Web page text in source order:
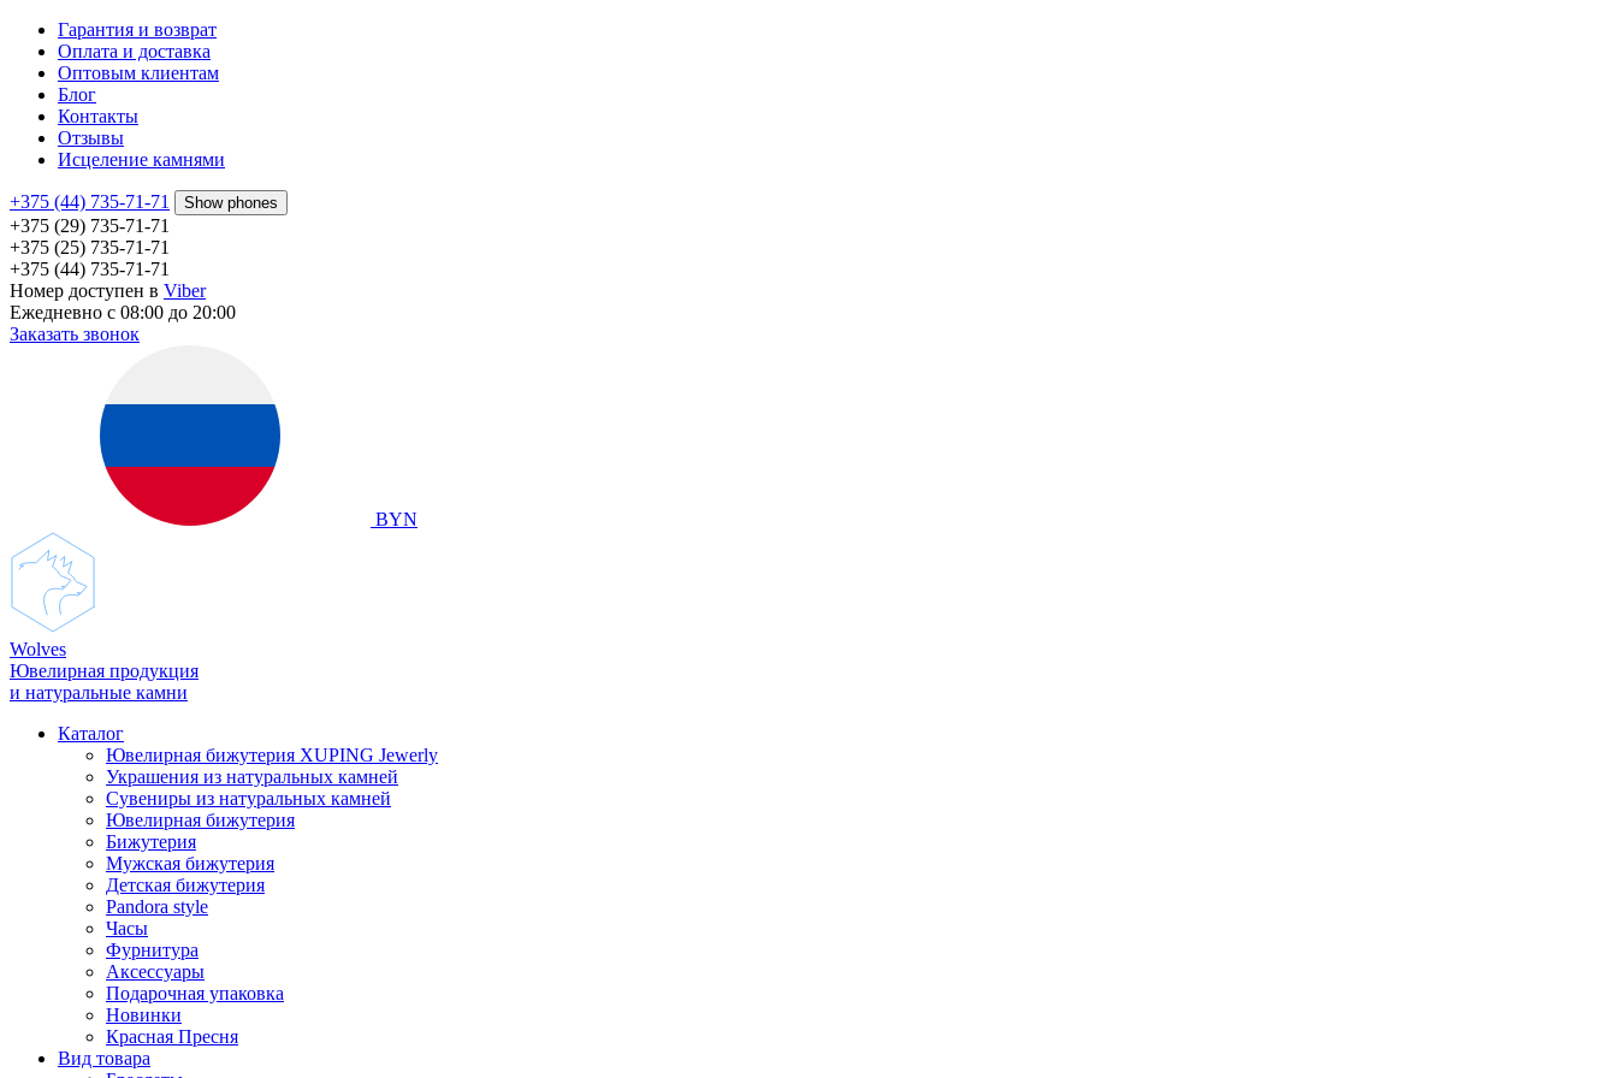
Гарантия и возврат
Оплата и доставка
Оптовым клиентам
Блог
Контакты
Отзывы
Исцеление камнями
+375 (44) 735-71-71 Show phones
+375 (29) 735-71-71
+375 (25) 735-71-71
+375 (44) 735-71-71
Номер доступен в Viber
Ежедневно с 08:00 до 20:00
Заказать звонок
BYN
Wolves
Ювелирная продукция
и натуральные камни
Каталог
Ювелирная бижутерия XUPING Jewerly
Украшения из натуральных камней
Сувениры из натуральных камней
Ювелирная бижутерия
Бижутерия
Мужская бижутерия
Детская бижутерия
Pandora style
Часы
Фурнитура
Аксеcсуары
Подарочная упаковка
Новинки
Красная Пресня
Вид товара